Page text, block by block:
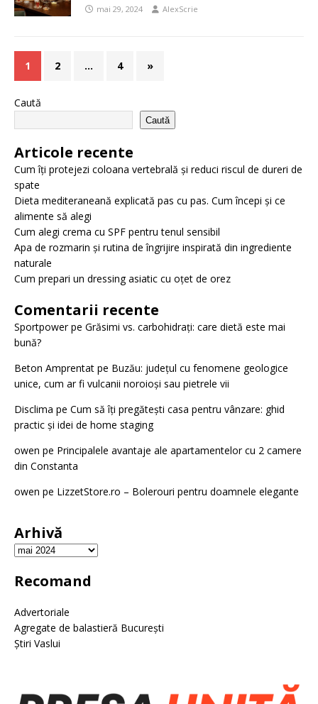
mai 29, 2024 AlexScrie
1 2 … 4 »
Caută
Caută
Articole recente
Cum îți protejezi coloana vertebrală și reduci riscul de dureri de
spate
Dieta mediteraneană explicată pas cu pas. Cum începi și ce
alimente să alegi
Cum alegi crema cu SPF pentru tenul sensibil
Apa de rozmarin și rutina de îngrijire inspirată din ingrediente
naturale
Cum prepari un dressing asiatic cu oțet de orez
Comentarii recente
Sportpowerpe Grăsimi vs. carbohidrați: care dietă este mai
bună?
Beton Amprentat pe Buzău: județul cu fenomene geologice
unice, cum ar fi vulcanii noroioși sau pietrele vii
Disclima pe Cum să îți pregătești casa pentru vânzare: ghid
practic și idei de home staging
owen pe Principalele avantaje ale apartamentelor cu 2 camere
din Constanta
owen pe LizzetStore.ro – Bolerouri pentru doamnele elegante
Arhivă
Recomand
Advertoriale
Agregate de balastieră București
Știri Vaslui